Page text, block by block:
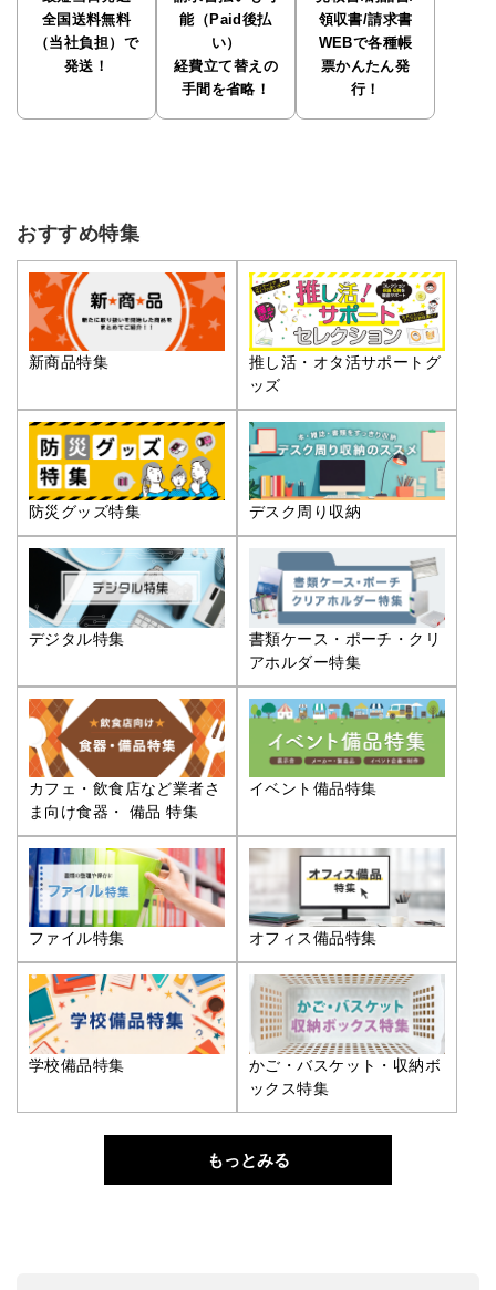
全国送料無料
（当社負担）で
発送！
能（Paid後払
い）
経費立て替えの
手間を省略！
領収書/請求書
WEBで各種帳
票かんたん発
行！
おすすめ特集
新商品特集
推し活・オタ活サポートグ
ッズ
防災グッズ特集 デスク周り収納
デジタル特集
書類ケース・ポーチ・クリ
アホルダー特集
カフェ・飲食店など業者さ
ま向け食器・ 備品 特集
イベント備品特集
ファイル特集 オフィス備品特集
学校備品特集
かご・バスケット・収納ボ
ックス特集
もっとみる